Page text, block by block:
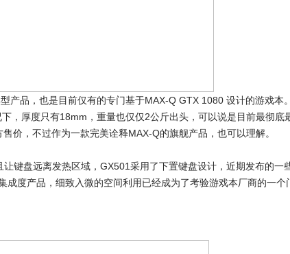
品，也是目前仅有的专门基于MAX-Q GTX 1080 设计的游戏本
，厚度只有18mm，重量也仅仅2公斤出头，可以说是目前最彻底
价，不过作为一款完美诠释MAX-Q的旗舰产品，也可以理解。
盘远离发热区域，GX501采用了下置键盘设计，近期发布的一
度产品，细致入微的空间利用已经成为了考验游戏本厂商的一个